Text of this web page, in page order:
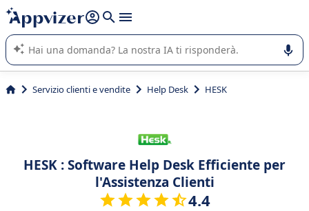
righe con
shift + enter
L'IA di Appvizer vi guida nell'utilizzo o nella scelta di un
software SaaS per la vostra azienda.
Servizio clienti e vendite Help Desk HESK
HESK : Software Help Desk Efficiente per
l'Assistenza Clienti
4.4